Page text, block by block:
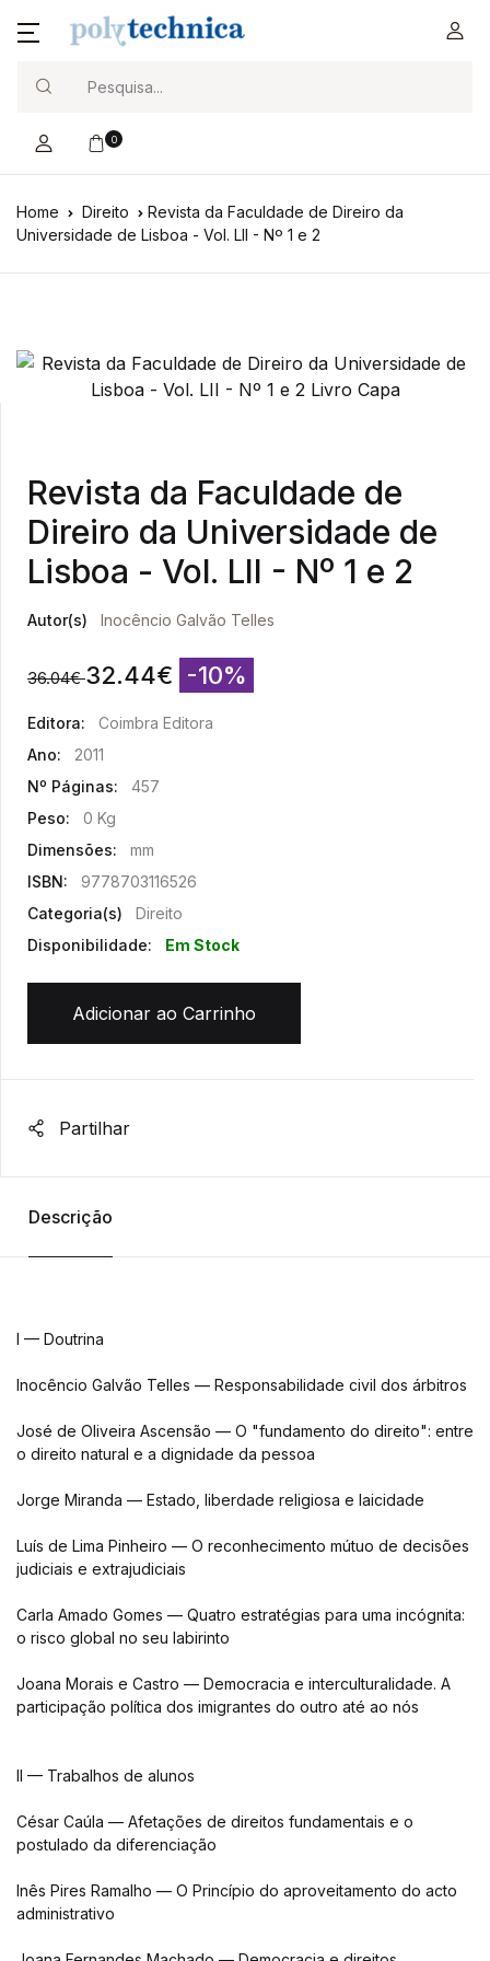
0
Home Direito
Revista da Faculdade de Direiro da
Universidade de Lisboa - Vol. LII - Nº 1 e 2
Revista da Faculdade de
Direiro da Universidade de
Lisboa - Vol. LII - Nº 1 e 2
Autor(s) Inocêncio Galvão Telles
36.04€ 32.44€ -10%
Editora:
Coimbra Editora
Ano:
2011
Nº Páginas:
457
Peso:
0 Kg
Dimensões:
mm
ISBN:
9778703116526
Categoria(s)
Direito
Disponibilidade:
Em Stock
Adicionar ao Carrinho
Partilhar
Descrição
I — Doutrina
Inocêncio Galvão Telles — Responsabilidade civil dos árbitros
José de Oliveira Ascensão — O "fundamento do direito": entre
o direito natural e a dignidade da pessoa
Jorge Miranda — Estado, liberdade religiosa e laicidade
Luís de Lima Pinheiro — O reconhecimento mútuo de decisões
judiciais e extrajudiciais
Carla Amado Gomes — Quatro estratégias para uma incógnita:
o risco global no seu labirinto
Joana Morais e Castro — Democracia e interculturalidade. A
participação política dos imigrantes do outro até ao nós
II — Trabalhos de alunos
César Caúla — Afetações de direitos fundamentais e o
postulado da diferenciação
Inês Pires Ramalho — O Princípio do aproveitamento do acto
administrativo